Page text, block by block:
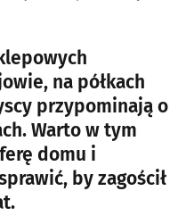
na półkach
przypominają o
Warto w tym
domu i
by zagościł